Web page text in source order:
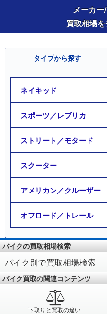
メーカー
買取相場
タイプから探す
ネイキッド
スポーツ／レプリカ
ストリート／モタード
スクーター
アメリカン／クルーザー
オフロード／トレール
バイクの買取相場検索
バイク別で買取相場検索
バイク買取の関連コンテンツ
下取りと買取の違い